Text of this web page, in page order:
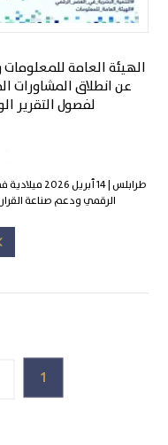
الهيئة العامة للمعلومات
عن انطلاق المشاورات
لفصول التقرير
طرابلس | 14
الرقمي ودعم صناعة
1